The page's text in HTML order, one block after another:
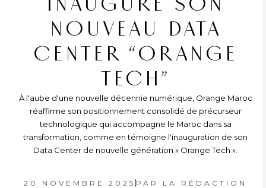
NOUVEAU DATA
CENTER “ORANGE
TECH”
À l'aube d'une nouvelle décennie numérique, Orange Maroc
réaffirme son positionnement consolidé de précurseur
technologique qui accompagne le Maroc dans sa
transformation, comme en témoigne l'inauguration de son
Data Center de nouvelle génération « Orange Tech ».
20 NOVEMBRE 2025 PAR LA RÉDACTION